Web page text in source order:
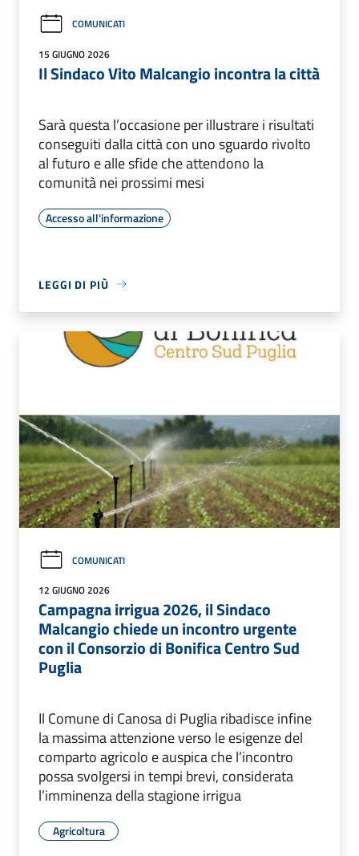
COMUNICATI
15 GIUGNO 2026
Il Sindaco Vito Malcangio incontra la città
Sarà questa l’occasione per illustrare i risultati
conseguiti dalla città con uno sguardo rivolto
al futuro e alle sfide che attendono la
comunità nei prossimi mesi
Accesso all'informazione
LEGGI DI PIÙ
COMUNICATI
12 GIUGNO 2026
Campagna irrigua 2026, il Sindaco
Malcangio chiede un incontro urgente
con il Consorzio di Bonifica Centro Sud
Puglia
Il Comune di Canosa di Puglia ribadisce infine
la massima attenzione verso le esigenze del
comparto agricolo e auspica che l’incontro
possa svolgersi in tempi brevi, considerata
l’imminenza della stagione irrigua
Agricoltura